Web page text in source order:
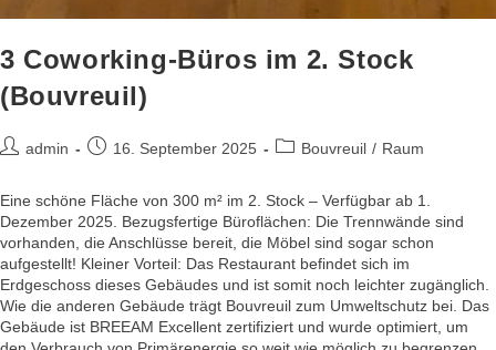
3 Coworking-Büros im 2. Stock
(Bouvreuil)
admin 16. September 2025 Bouvreuil / Raum
Eine schöne Fläche von 300 m² im 2. Stock – Verfügbar ab 1.
Dezember 2025. Bezugsfertige Büroflächen: Die Trennwände sind
vorhanden, die Anschlüsse bereit, die Möbel sind sogar schon
aufgestellt! Kleiner Vorteil: Das Restaurant befindet sich im
Erdgeschoss dieses Gebäudes und ist somit noch leichter zugänglich.
Wie die anderen Gebäude trägt Bouvreuil zum Umweltschutz bei. Das
Gebäude ist BREEAM Excellent zertifiziert und wurde optimiert, um